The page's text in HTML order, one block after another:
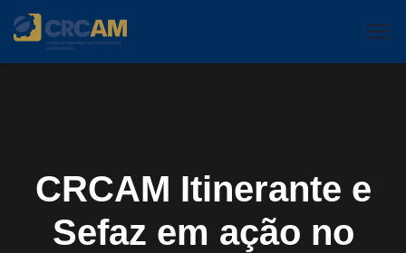
CRCAM Itinerante e
Sefaz em ação no